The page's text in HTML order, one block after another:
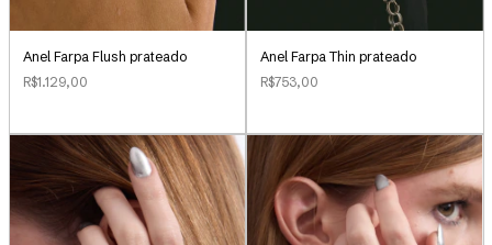
Anel Farpa Flush prateado
R$1.129,00
Anel Farpa Thin prateado
R$753,00